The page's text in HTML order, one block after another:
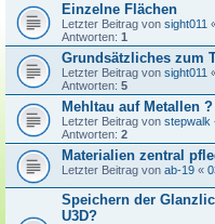
Einzelne Flächen
Letzter Beitrag von sight011
Antworten: 1
Grundsätzliches zum
Letzter Beitrag von sight011
Antworten: 5
Mehltau auf Metallen ?
Letzter Beitrag von stepwalk
Antworten: 2
Materialien zentral
Letzter Beitrag von ab-19 «
Speichern der
U3D?